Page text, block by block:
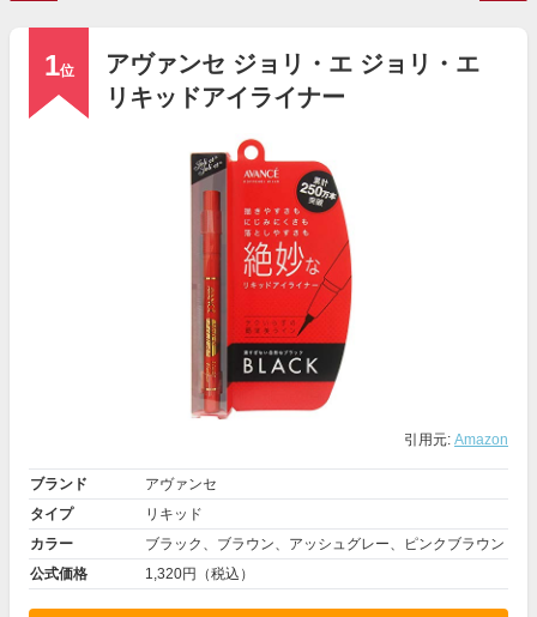
1位
アヴァンセ ジョリ・エ ジョリ・エ
リキッドアイライナー
引用元: Amazon
ブランド
アヴァンセ
タイプ
リキッド
カラー
ブラック、ブラウン、アッシュグレー、ピンクブラウン
公式価格
1,320円（税込）